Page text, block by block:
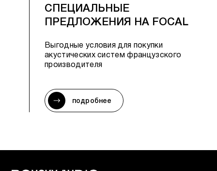
СПЕЦИАЛЬНЫЕ
ПРЕДЛОЖЕНИЯ НА FOCAL
Выгодные условия для покупки
акустических систем французского
производителя
подробнее